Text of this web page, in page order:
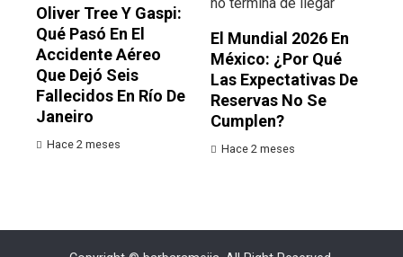
Oliver Tree Y Gaspi:
Qué Pasó En El
Accidente Aéreo
Que Dejó Seis
Fallecidos En Río De
Janeiro
Hace 2 meses
El Mundial 2026 En
México: ¿por Qué
Las Expectativas De
Reservas No Se
Cumplen?
Hace 2 meses